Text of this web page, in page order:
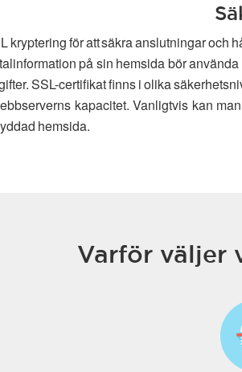
för att säkra anslutningar och
på sin hemsida bör
SSL-certifikat finns i olika
kapacitet. Vanligtvis kan
hemsida.
Varför väljer